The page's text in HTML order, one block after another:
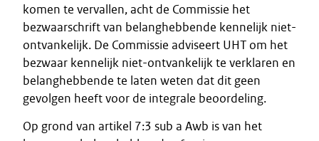
komen te vervallen, acht de Commissie het
bezwaarschrift van belanghebbende kennelijk niet-
ontvankelijk. De Commissie adviseert UHT om het
bezwaar kennelijk niet-ontvankelijk te verklaren en
belanghebbende te laten weten dat dit geen
gevolgen heeft voor de integrale beoordeling.
Op grond van artikel 7:3 sub a Awb is van het